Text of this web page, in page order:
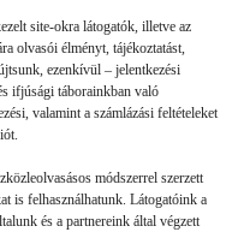
site-okra látogatók, illetve az
olvasói élményt, tájékoztatást,
ezenkívül – jelentkezési
ifjúsági táborainkban való
valamint a számlázási feltételeket
módszerrel szerzett
is felhasználhatunk. Látogatóink a
és a partnereink által végzett
egy nyári tábor. A
okosodni és